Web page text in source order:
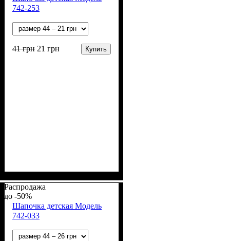
742-253
41грн 21 грн Купить
Распродажа
-50%
Шапочка детская Модель
742-033